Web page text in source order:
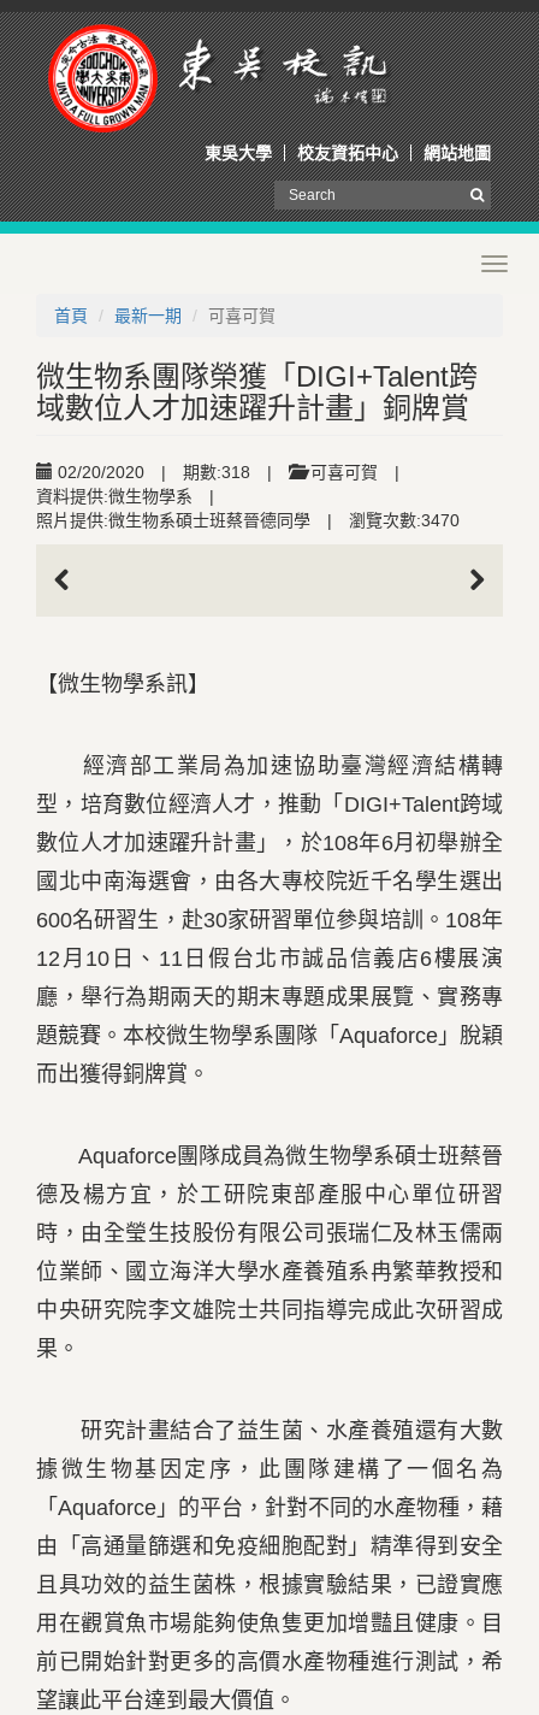
東吳大學 校友資拓中心 網站地圖
首頁
最新一期 可喜可賀
微生物系團隊榮獲「DIGI+Talent跨
域數位人才加速躍升計畫」銅牌賞
02/20/2020 | 期數:318 | 可喜可賀
|
資料提供:微生物學系
|
照片提供:微生物系碩士班蔡晉德同學
| 瀏覽次數:3470
【微生物學系訊】
經濟部工業局為加速協助臺灣經濟結構轉
型，培育數位經濟人才，推動「DIGI+Talent跨域
數位人才加速躍升計畫」，於108年6月初舉辦全
國北中南海選會，由各大專校院近千名學生選出
600名研習生，赴30家研習單位參與培訓。108年
12月10日、11日假台北市誠品信義店6樓展演
廳，舉行為期兩天的期末專題成果展覽、實務專
題競賽。本校微生物學系團隊「Aquaforce」脫穎
而出獲得銅牌賞。
Aquaforce團隊成員為微生物學系碩士班蔡晉
德及楊方宜，於工研院東部產服中心單位研習
時，由全瑩生技股份有限公司張瑞仁及林玉儒兩
位業師、國立海洋大學水產養殖系冉繁華教授和
中央研究院李文雄院士共同指導完成此次研習成
果。
研究計畫結合了益生菌、水產養殖還有大數
據微生物基因定序，此團隊建構了一個名為
「Aquaforce」的平台，針對不同的水產物種，藉
由「高通量篩選和免疫細胞配對」精準得到安全
且具功效的益生菌株，根據實驗結果，已證實應
用在觀賞魚市場能夠使魚隻更加增豔且健康。目
前已開始針對更多的高價水產物種進行測試，希
望讓此平台達到最大價值。